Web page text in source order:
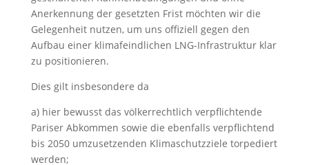
Anerkennung der gesetzten Frist möchten wir die
Gelegenheit nutzen, um uns offiziell gegen den
Aufbau einer klimafeindlichen LNG-Infrastruktur klar
zu positionieren.
Dies gilt insbesondere da
a) hier bewusst das völkerrechtlich verpflichtende
Pariser Abkommen sowie die ebenfalls verpflichtend
bis 2050 umzusetzenden Klimaschutzziele torpediert
werden;